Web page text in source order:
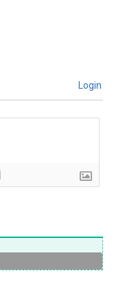
Login